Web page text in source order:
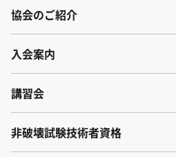
協会のご紹介
入会案内
講習会
非破壊試験技術者資格